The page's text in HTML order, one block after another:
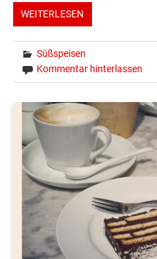
WEITERLESEN
Süßspeisen
Kommentar hinterlassen